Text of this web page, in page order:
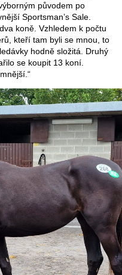
původem po
Sportsman’s Sale.
koně. Vzhledem k počtu
kteří tam byli se mnou, to
hodně složitá. Druhý
se koupit 13 koní.